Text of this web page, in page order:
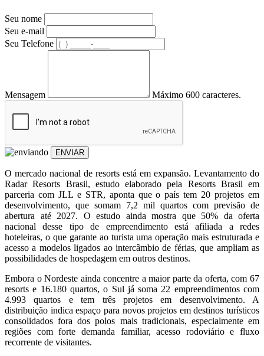
Seu nome
Seu e-mail
Seu Telefone
Mensagem Máximo 600 caracteres.
ENVIAR
O mercado nacional de resorts está em expansão. Levantamento do
Radar Resorts Brasil, estudo elaborado pela Resorts Brasil em
parceria com JLL e STR, aponta que o país tem 20 projetos em
desenvolvimento, que somam 7,2 mil quartos com previsão de
abertura até 2027. O estudo ainda mostra que 50% da oferta
nacional desse tipo de empreendimento está afiliada a redes
hoteleiras, o que garante ao turista uma operação mais estruturada e
acesso a modelos ligados ao intercâmbio de férias, que ampliam as
possibilidades de hospedagem em outros destinos.
Embora o Nordeste ainda concentre a maior parte da oferta, com 67
resorts e 16.180 quartos, o Sul já soma 22 empreendimentos com
4.993 quartos e tem três projetos em desenvolvimento. A
distribuição indica espaço para novos projetos em destinos turísticos
consolidados fora dos polos mais tradicionais, especialmente em
regiões com forte demanda familiar, acesso rodoviário e fluxo
recorrente de visitantes.